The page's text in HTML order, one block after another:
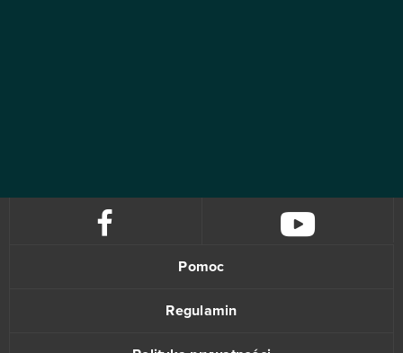
Pomoc
Regulamin